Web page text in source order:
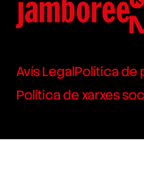
Avís LegalPolítica de
Política de xarxes